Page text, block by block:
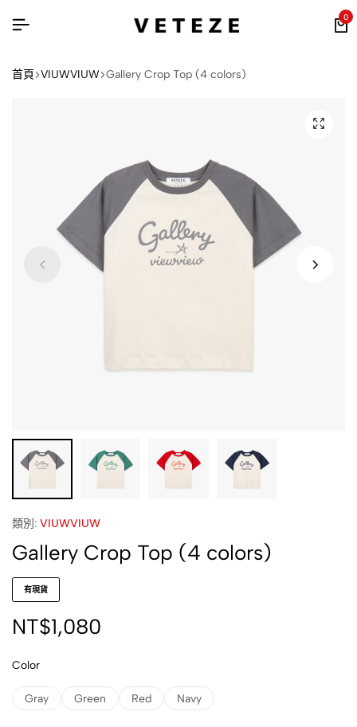
0
首頁 VIUWVIUW Gallery Crop Top (4 colors)
類別: VIUWVIUW
Gallery Crop Top (4 colors)
有現貨
NT$1,080
Color
Gray Green Red Navy